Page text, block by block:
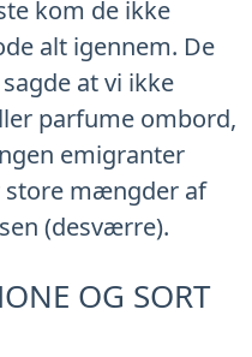
kom de ikke
alt igennem. De
at vi ikke
parfume ombord,
emigranter
mængder af
(desværre).
OG SORT